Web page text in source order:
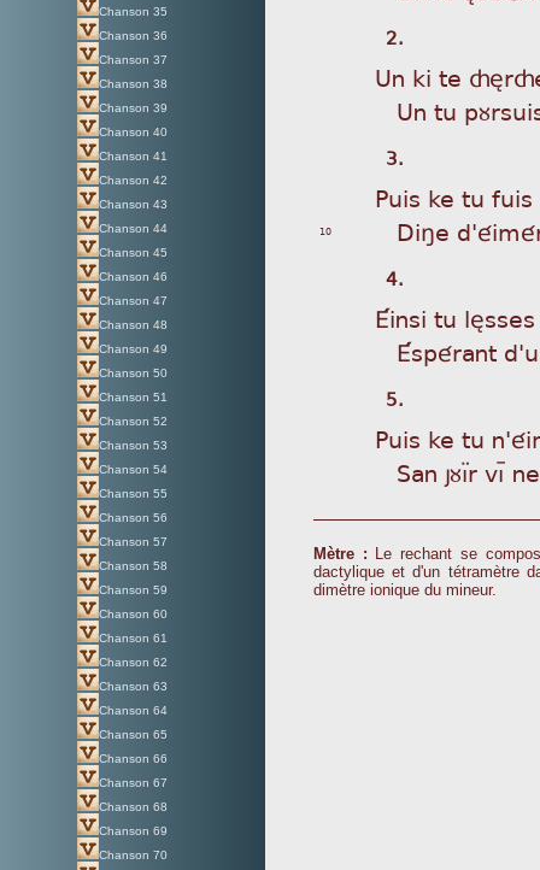
Chanson 35
Chanson 36
Chanson 37
Chanson 38
Chanson 39
Chanson 40
Chanson 41
Chanson 42
Chanson 43
Chanson 44
Chanson 45
Chanson 46
Chanson 47
Chanson 48
Chanson 49
Chanson 50
Chanson 51
Chanson 52
Chanson 53
Chanson 54
Chanson 55
Chanson 56
Chanson 57
Chanson 58
Chanson 59
Chanson 60
Chanson 61
Chanson 62
Chanson 63
Chanson 64
Chanson 65
Chanson 66
Chanson 67
Chanson 68
Chanson 69
Chanson 70
2.
Un ki te
Un tu
3.
Puis ke tu fuis
10 Diñe
4.
Éinsi tu
Éspérant
5.
Puis ke tu
San jùìår vìþ
Mètre : Le rechant se
dactylique et d'un tétramètre
dimètre ionique du mineur.